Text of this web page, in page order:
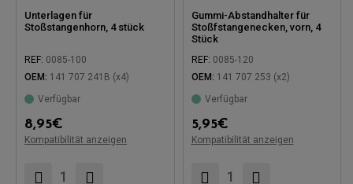
Unterlagen für
Stoßstangenhorn, 4 stück
REF: 0085-100
OEM: 141 707 241B (x4)
Verfügbar
8,95€
Kompatibilität anzeigen
Gummi-Abstandhalter für
Stoßfstangenecken, vorn, 4
Stück
REF: 0085-120
OEM: 141 707 253 (x2)
Verfügbar
5,95€
Kompatibilität anzeigen